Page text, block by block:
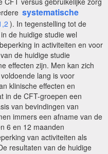
systematische
). In tegenstelling tot de
de huidige studie wel
in activiteiten en voor
de huidige studie
effecten zijn. Men kan zich
lang is voor
klinische effecten en
in de CFT-groepen een
van bevindingen van
immers een afname van de
6 en 12 maanden
van activiteiten als
resultaten van de huidige